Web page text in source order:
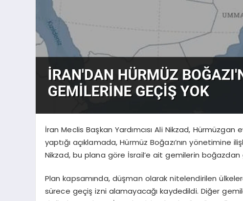
İran Meclis Başkan Yardımcısı Ali Nikzad,
yaptığı açıklamada, Hürmüz Boğazı’nın yönetimine
Nikzad, bu plana göre İsrail’e ait gemilerin
Plan kapsamında, düşman olarak nitelendirilen
sürece geçiş izni alamayacağı kaydedildi. Diğer